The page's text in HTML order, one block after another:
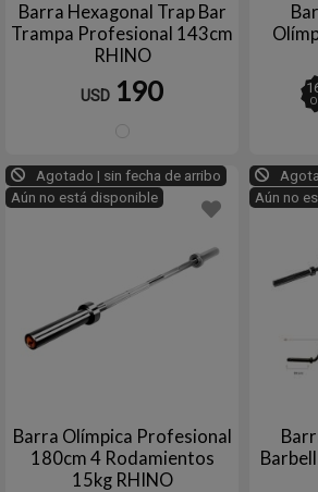
Barra Hexagonal Trap Bar
Trampa Profesional 143cm
RHINO
USD 190
Agotado | sin fecha de arribo
Aún no está disponible
Barra Olímpica Profesional
180cm 4 Rodamientos
15kg RHINO
Aún no